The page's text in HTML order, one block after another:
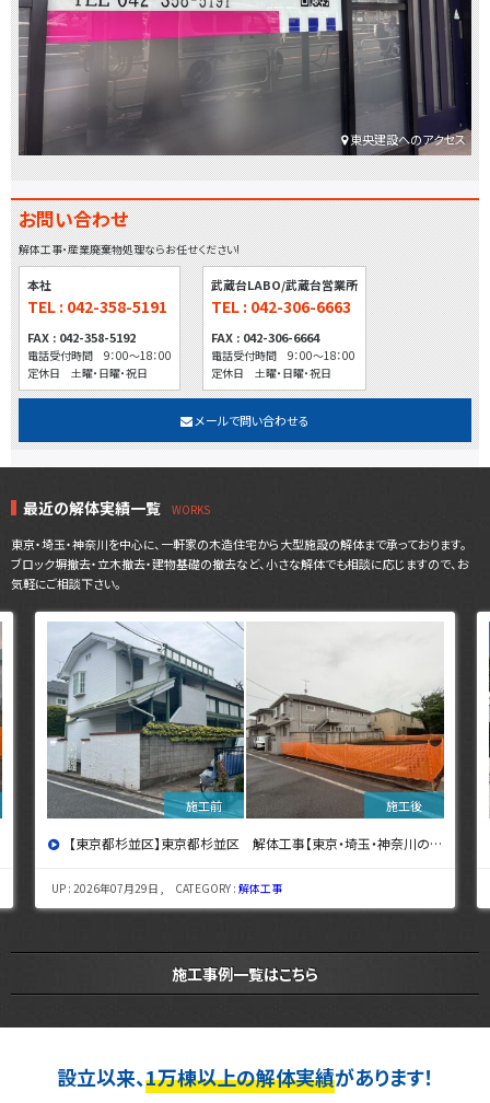
東央建設へのアクセス
お問い合わせ
解体工事・産業廃棄物処理ならお任せください!
本社
TEL : 042-358-5191
FAX : 042-358-5192
電話受付時間 9：00～18：00
定休日 土曜・日曜・祝日
武蔵台LABO/武蔵台営業所
TEL : 042-306-6663
FAX : 042-306-6664
電話受付時間 9：00～18：00
定休日 土曜・日曜・祝日
メールで問い合わせる
最近の解体実績一覧
東京・埼玉・神奈川を中心に、一軒家の木造住宅から大型施設の解体まで承っております。
ブロック塀撤去・立木撤去・建物基礎の撤去など、小さな解体でも相談に応じますので、お
気軽にご相談下さい。
【東京都杉並区】東京都杉並区 解体工事【東京・埼玉・神奈川の解体工事なら東央建設へ】
UP : 2026年07月29日 , CATEGORY :解体工事
施工事例一覧はこちら
設立以来、1万棟以上の解体実績があります！